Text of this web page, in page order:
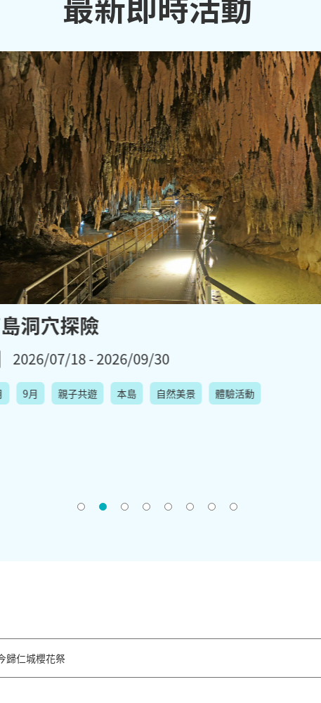
最新即時活動
洞穴探險
2026/07/18 - 2026/09/30
9月 親子共遊 本島 自然美景 體驗活動
歸仁城櫻花祭